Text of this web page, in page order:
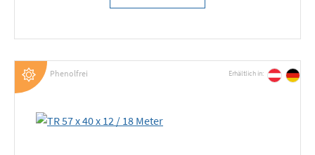
Phenolfrei Erhältlich in: